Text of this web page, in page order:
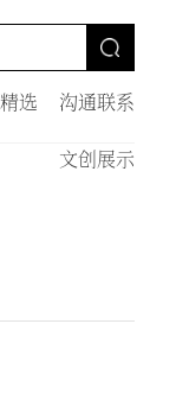
选 沟通联系
文创展示